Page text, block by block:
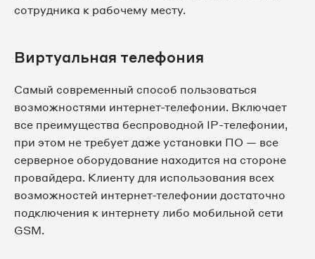
сотрудника к рабочему месту.
Виртуальная телефония
Самый современный способ пользоваться
возможностями интернет-телефонии. Включает
все преимущества беспроводной IP-телефонии,
при этом не требует даже установки ПО — все
серверное оборудование находится на стороне
провайдера. Клиенту для использования всех
возможностей интернет-телефонии достаточно
подключения к интернету либо мобильной сети
GSM.